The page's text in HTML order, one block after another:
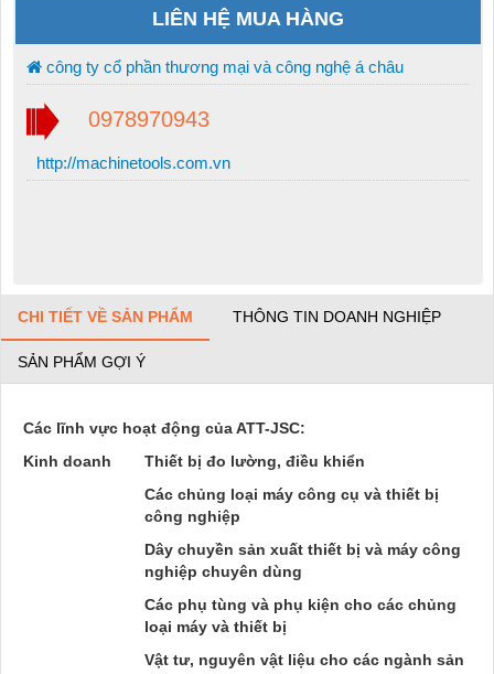
LIÊN HỆ MUA HÀNG
công ty cổ phần thương mại và công nghệ á châu
0978970943
http://machinetools.com.vn
CHI TIẾT VỀ SẢN PHẨM THÔNG TIN DOANH NGHIỆP
SẢN PHẨM GỢI Ý
Các lĩnh vực hoạt động của ATT-JSC:
Kinh doanh
Thiết bị đo lường, điều khiển
Các chủng loại máy công cụ và thiết bị
công nghiệp
Dây chuyền sản xuất thiết bị và máy công
nghiệp chuyên dùng
Các phụ tùng và phụ kiện cho các chủng
loại máy và thiết bị
Vật tư, nguyên vật liệu cho các ngành sản